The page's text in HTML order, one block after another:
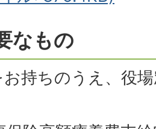
なもの
持ちのうえ、役